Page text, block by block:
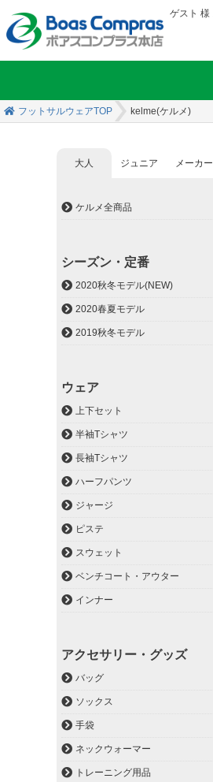
ゲスト 様
フットサルウェアTOP kelme(ケルメ)
大人 ジュニア メーカー
ケルメ全商品
シーズン・定番
2020秋冬モデル(NEW)
2020春夏モデル
2019秋冬モデル
ウェア
上下セット
半袖Tシャツ
長袖Tシャツ
ハーフパンツ
ジャージ
ピステ
スウェット
ベンチコート・アウター
インナー
アクセサリー・グッズ
バッグ
ソックス
手袋
ネックウォーマー
トレーニング用品